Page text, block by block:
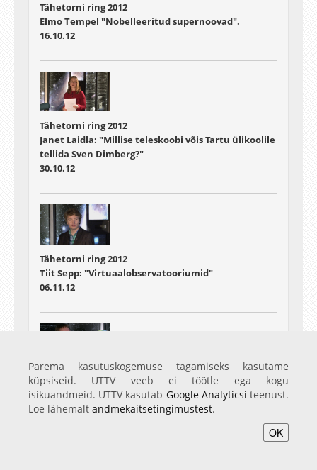
Tähetorni ring 2012
Elmo Tempel "Nobelleeritud supernoovad".
16.10.12
Tähetorni ring 2012
Janet Laidla: "Millise teleskoobi võis Tartu ülikoolile
tellida Sven Dimberg?"
30.10.12
Tähetorni ring 2012
Tiit Sepp: "Virtuaalobservatooriumid"
06.11.12
Tähetorni ring 2012
Hillar Uudevald "Dimensioonid"
20.11.12
Parema kasutuskogemuse tagamiseks kasutame
küpsiseid. UTTV veeb ei töötle ega kogu
isikuandmeid. UTTV kasutab Google Analyticsi teenust.
Loe lähemalt andmekaitsetingimustest.
OK